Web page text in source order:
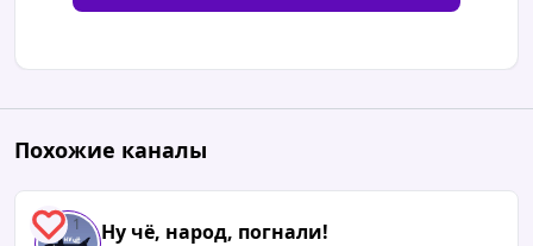
Похожие каналы
1 Ну чё, народ, погнали!